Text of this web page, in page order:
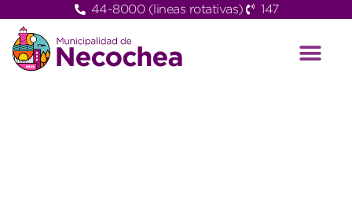
44-8000 (lineas rotativas) 147